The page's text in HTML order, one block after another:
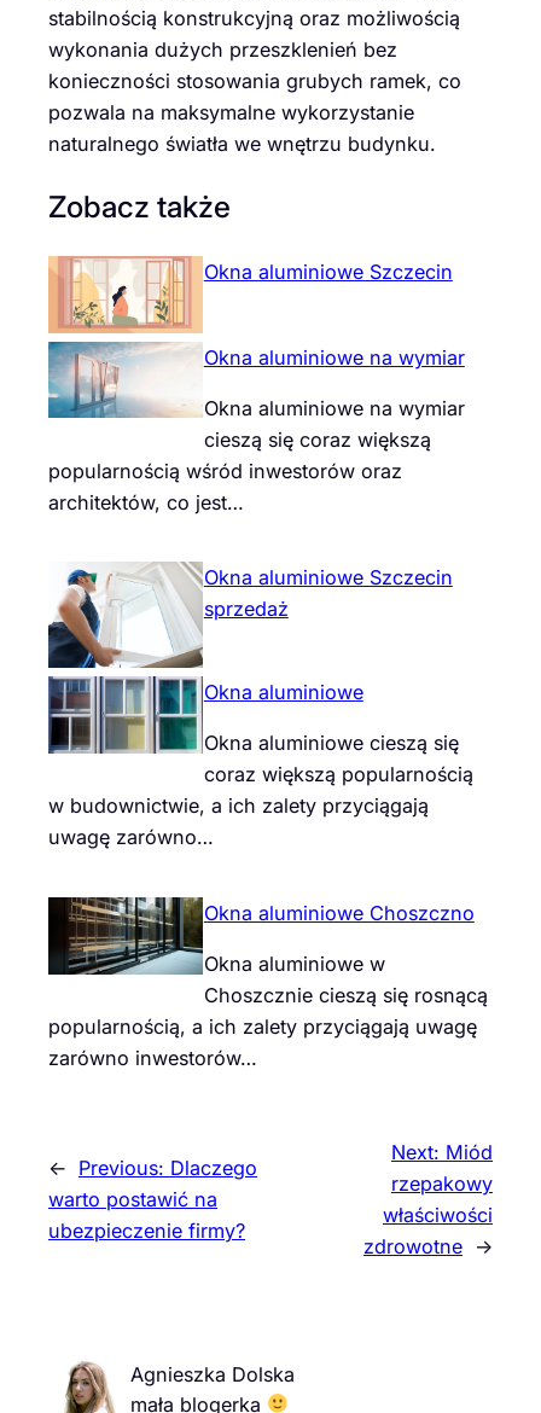
stabilnością konstrukcyjną oraz możliwością
wykonania dużych przeszklenień bez
konieczności stosowania grubych ramek, co
pozwala na maksymalne wykorzystanie
naturalnego światła we wnętrzu budynku.
Zobacz także
Okna aluminiowe Szczecin
Okna aluminiowe na wymiar
Okna aluminiowe na wymiar
cieszą się coraz większą
popularnością wśród inwestorów oraz
architektów, co jest…
Okna aluminiowe Szczecin
sprzedaż
Okna aluminiowe
Okna aluminiowe cieszą się
coraz większą popularnością
w budownictwie, a ich zalety przyciągają
uwagę zarówno…
Okna aluminiowe Choszczno
Okna aluminiowe w
Choszcznie cieszą się rosnącą
popularnością, a ich zalety przyciągają uwagę
zarówno inwestorów…
← Previous: Dlaczego
warto postawić na
ubezpieczenie firmy?
Next: Miód
rzepakowy
właściwości
zdrowotne →
Agnieszka Dolska
mała blogerka